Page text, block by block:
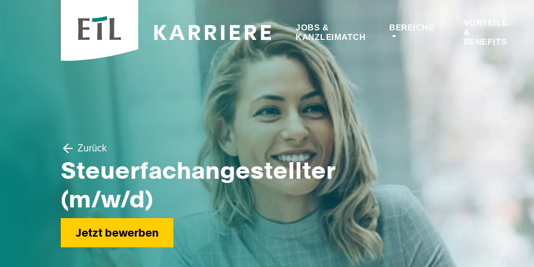
KARRIERE
JOBS &
KANZLEIMATCH
BEREICHE
VORTEILE
&
BENEFITS
Zurück
Steuerfachangestellter
(m/w/d)
Jetzt bewerben